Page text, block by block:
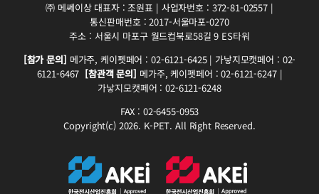
㈜ 메쎄이상 대표자 : 조원표 | 사업자번호 : 372-81-02557 |
통신판매번호 : 2017-서울마포-0270
주소 : 서울시 마포구 월드컵북로58길 9 ES타워
[참가 문의] 메가주, 케이펫페어 : 02-6121-6425 | 가낳지모캣페어 : 02-
6121-6467 [참관객 문의] 메가주, 케이펫페어 : 02-6121-6247 |
가낳지모캣페어 : 02-6121-6248
FAX : 02-6455-0953
Copyright(c) 2026. K-PET. All Right Reserved.